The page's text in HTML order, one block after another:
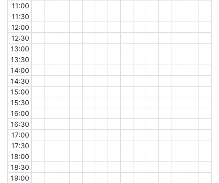
11:00
11:30
12:00
12:30
13:00
13:30
14:00
14:30
15:00
15:30
16:00
16:30
17:00
17:30
18:00
18:30
19:00